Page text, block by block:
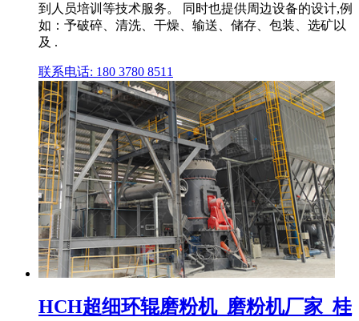
到人员培训等技术服务。 同时也提供周边设备的设计,例
如：予破碎、清洗、干燥、输送、储存、包装、选矿以
及 .
联系电话: 180 3780 8511
HCH超细环辊磨粉机_磨粉机厂家_桂